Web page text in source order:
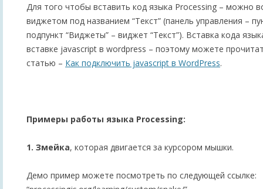
Для того чтобы вставить код языка Processing – можно
виджетом под названием “Текст” (панель управления –
подпункт “Виджеты” – виджет “Текст”). Вставка кода
вставке javascript в wordpress – поэтому можете
статью – Как подключить javascript в WordPress.
Примеры работы языка Processing:
1. Змейка, которая двигается за курсором мышки.
Демо пример можете посмотреть по следующей ссылке: